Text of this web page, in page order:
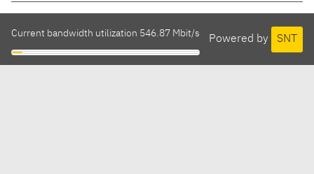
Powered by SNT
Current bandwidth utilization 546.87 Mbit/s